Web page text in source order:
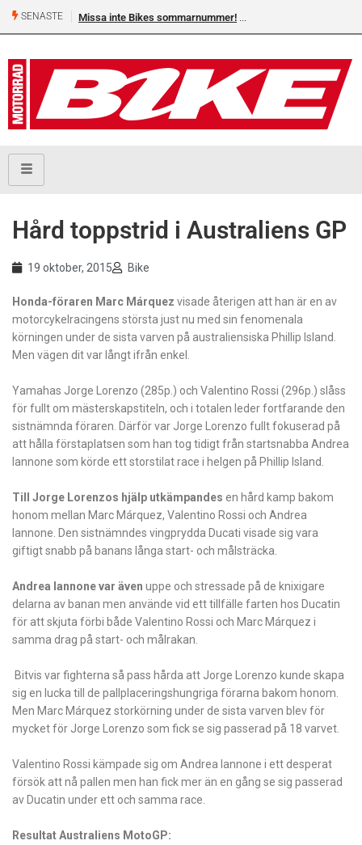
SENASTE Missa inte Bikes sommarnummer!
Hård toppstrid i Australiens GP
19 oktober, 2015 Bike
Honda-föraren Marc Márquez visade återigen att han är en av
motorcykelracingens största just nu med sin fenomenala
körningen under de sista varven på australiensiska Phillip Island.
Men vägen dit var långt ifrån enkel.
Yamahas Jorge Lorenzo (285p.) och Valentino Rossi (296p.) slåss
för fullt om mästerskapstiteln, och i totalen leder fortfarande den
sistnämnda föraren. Därför var Jorge Lorenzo fullt fokuserad på
att hålla förstaplatsen som han tog tidigt från startsnabba Andrea
Iannone som körde ett storstilat race i helgen på Phillip Island.
Till Jorge Lorenzos hjälp utkämpandes en hård kamp bakom
honom mellan Marc Márquez, Valentino Rossi och Andrea
Iannone. Den sistnämndes vingprydda Ducati visade sig vara
giftigt snabb på banans långa start- och målsträcka.
Andrea Iannone var även uppe och stressade på de knixigare
delarna av banan men använde vid ett tillfälle farten hos Ducatin
för att skjuta förbi både Valentino Rossi och Marc Márquez i
samma drag på start- och målrakan.
Bitvis var fighterna så pass hårda att Jorge Lorenzo kunde skapa
sig en lucka till de pallplaceringshungriga förarna bakom honom.
Men Marc Márquez storkörning under de sista varven blev för
mycket för Jorge Lorenzo som fick se sig passerad på 18 varvet.
Valentino Rossi kämpade sig om Andrea Iannone i ett desperat
försök att nå pallen men han fick mer än en gång se sig passerad
av Ducatin under ett och samma race.
Resultat Australiens MotoGP: